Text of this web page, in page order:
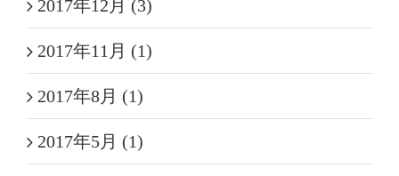
2017年12月 (3)
2017年11月 (1)
2017年8月 (1)
2017年5月 (1)